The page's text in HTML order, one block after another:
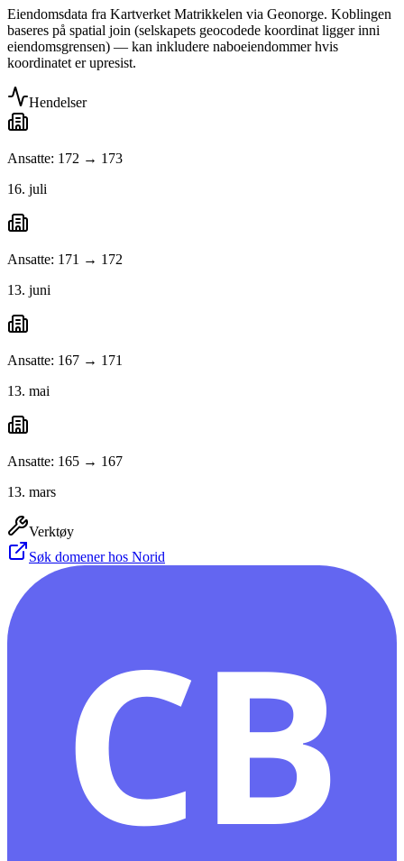
Eiendomsdata fra Kartverket Matrikkelen via Geonorge. Koblingen
baseres på spatial join (selskapets geocodede koordinat ligger inni
eiendomsgrensen) — kan inkludere naboeiendommer hvis
koordinatet er upresist.
Hendelser
Ansatte: 172 → 173
16. juli
Ansatte: 171 → 172
13. juni
Ansatte: 167 → 171
13. mai
Ansatte: 165 → 167
13. mars
Verktøy
Søk domener hos Norid
CB